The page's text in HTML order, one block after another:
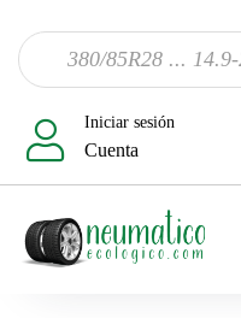
Iniciar sesión
Cuenta